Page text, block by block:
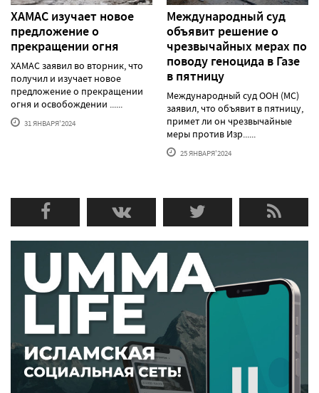
ХАМАС изучает новое
предложение о
прекращении огня
ХАМАС заявил во вторник, что
получил и изучает новое
предложение о прекращении
огня и освобождении ......
31 ЯНВАРЯ'2024
Международный суд
объявит решение о
чрезвычайных мерах по
поводу геноцида в Газе
в пятницу
Международный суд ООН (МС)
заявил, что объявит в пятницу,
примет ли он чрезвычайные
меры против Изр......
25 ЯНВАРЯ'2024